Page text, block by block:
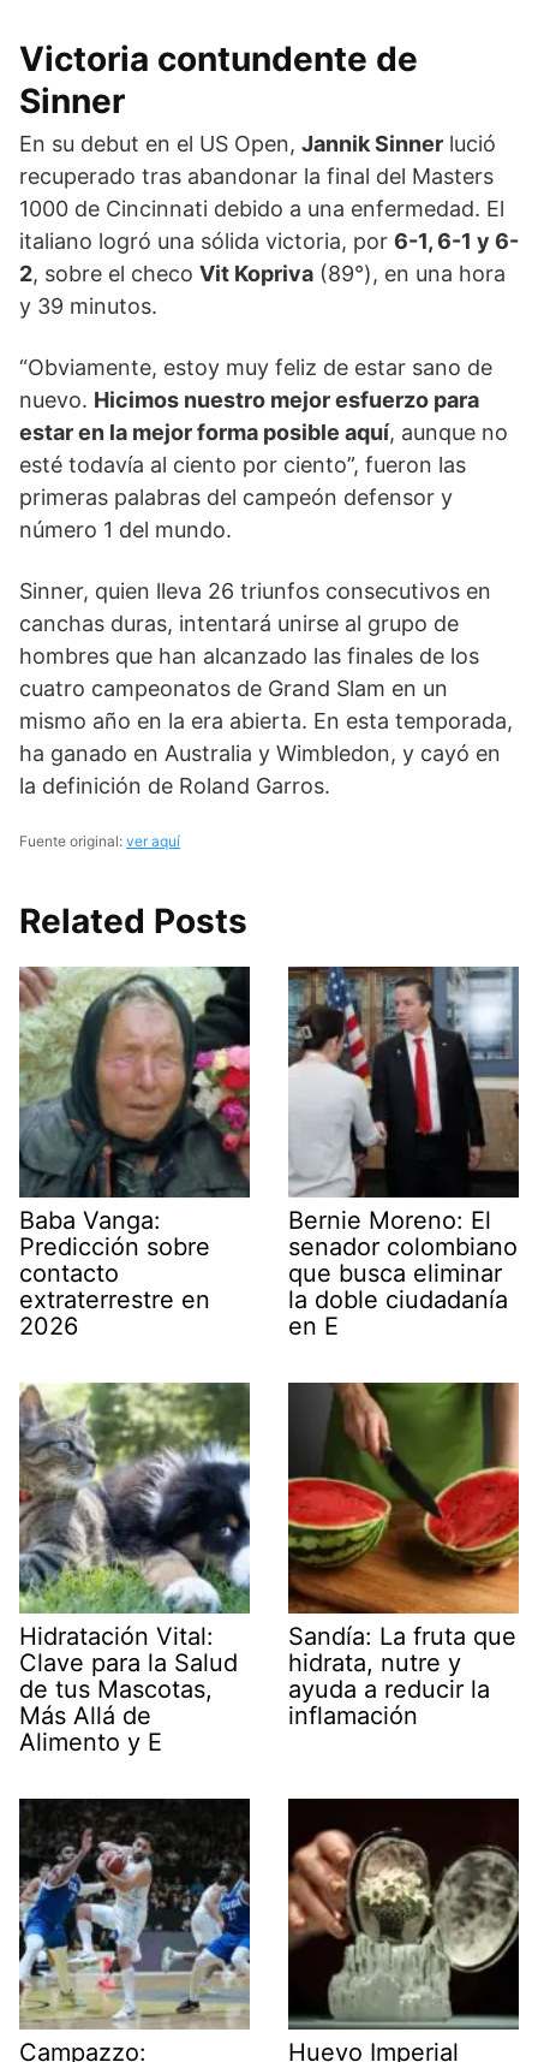
Victoria contundente de
Sinner
En su debut en el US Open, Jannik Sinner lució
recuperado tras abandonar la final del Masters
1000 de Cincinnati debido a una enfermedad. El
italiano logró una sólida victoria, por 6-1, 6-1 y 6-
2, sobre el checo Vit Kopriva (89°), en una hora
y 39 minutos.
“Obviamente, estoy muy feliz de estar sano de
nuevo. Hicimos nuestro mejor esfuerzo para
estar en la mejor forma posible aquí, aunque no
esté todavía al ciento por ciento”, fueron las
primeras palabras del campeón defensor y
número 1 del mundo.
Sinner, quien lleva 26 triunfos consecutivos en
canchas duras, intentará unirse al grupo de
hombres que han alcanzado las finales de los
cuatro campeonatos de Grand Slam en un
mismo año en la era abierta. En esta temporada,
ha ganado en Australia y Wimbledon, y cayó en
la definición de Roland Garros.
Fuente original: ver aquí
Related Posts
Baba Vanga:
Predicción sobre
contacto
extraterrestre en
2026
Bernie Moreno: El
senador colombiano
que busca eliminar
la doble ciudadanía
en E
Hidratación Vital:
Clave para la Salud
de tus Mascotas,
Más Allá de
Alimento y E
Sandía: La fruta que
hidrata, nutre y
ayuda a reducir la
inflamación
Campazzo: Huevo Imperial